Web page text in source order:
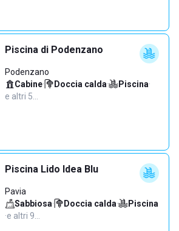
Piscina di Podenzano
Podenzano
Cabine· Doccia calda· Piscina·
e altri 5…
Piscina Lido Idea Blu
Pavia
Sabbiosa· Doccia calda·
Piscina
·e altri 9…